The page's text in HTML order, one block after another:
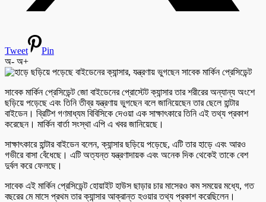
Tweet
Pin
অ- অ+
সাবেক মার্কিন প্রেসিডেন্ট জো বাইডেনের প্রোস্টেট ক্যান্সার তার শরীরের অন্যান্য অংশে
ছড়িয়ে পড়েছে এবং তিনি তীব্র যন্ত্রণায় ভুগছেন বলে জানিয়েছেন তার ছেলে হান্টার
বাইডেন। ব্রিটিশ গণমাধ্যম বিবিসিকে দেওয়া এক সাক্ষাৎকারে তিনি এই তথ্য প্রকাশ
করেছেন। মার্কিন বার্তা সংস্থা এপি এ খবর জানিয়েছে।
সাক্ষাৎকারে হান্টার বাইডেন বলেন, ক্যান্সার ছড়িয়ে পড়েছে, এটি তার হাড়ে এবং আরও
গভীরে বাসা বেঁধেছে। এটি অত্যন্ত যন্ত্রণাদায়ক এবং অনেক দিক থেকেই তাকে বেশ
দুর্বল করে ফেলছে।
সাবেক এই মার্কিন প্রেসিডেন্ট হোয়াইট হাউস ছাড়ার চার মাসেরও কম সময়ের মধ্যে, গত
বছরের মে মাসে প্রথম তার ক্যান্সার আক্রান্ত হওয়ার তথ্য প্রকাশ করেছিলেন।